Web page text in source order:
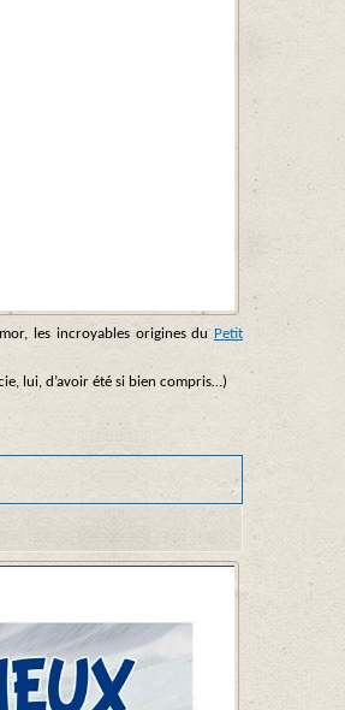
les incroyables origines du Petit
lui, d’avoir été si bien compris…)